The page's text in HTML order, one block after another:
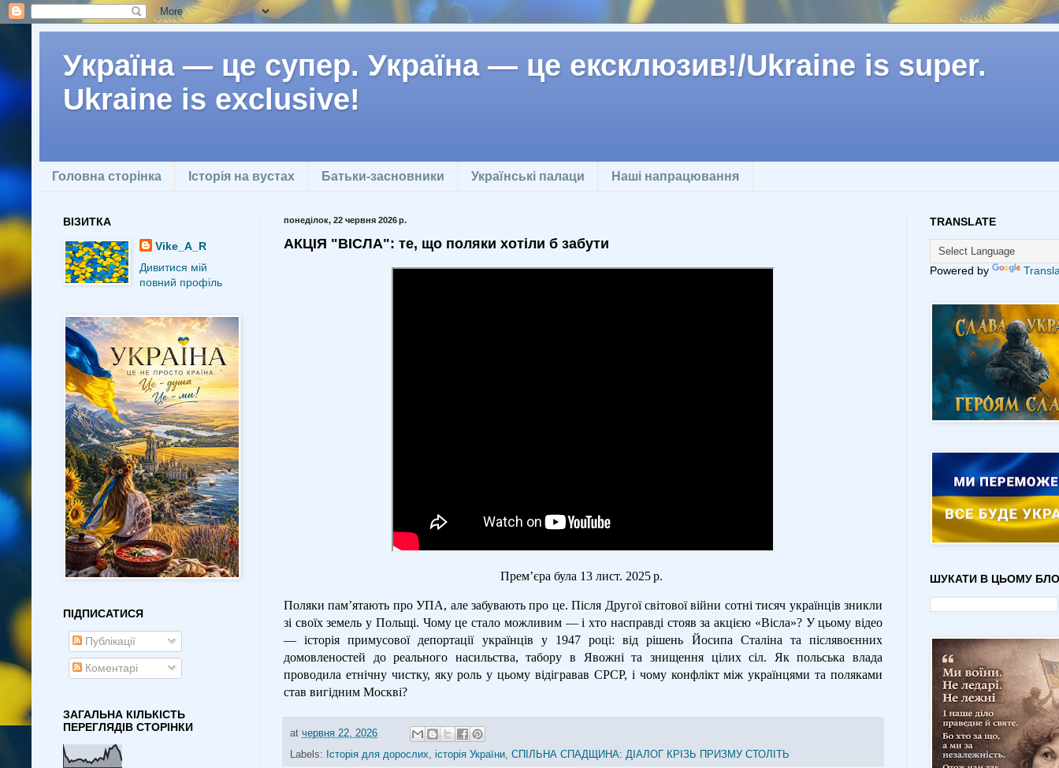
Україна — це супер. Україна — це ексклюзив!/Ukraine is super.
Ukraine is exclusive!
Головна сторінка Історія на вустах Батьки-засновники Українські палаци Наші напрацювання
понеділок, 22 червня 2026 р.
АКЦІЯ "ВІСЛА": те, що поляки хотіли б забути
Прем’єра була 13 лист. 2025 р.
Поляки памʼятають про УПА, але забувають про це. Після Другої світової війни сотні тисяч українців зникли
зі своїх земель у Польщі. Чому це стало можливим — і хто насправді стояв за акцією «Вісла»? У цьому відео
— історія примусової депортації українців у 1947 році: від рішень Йосипа Сталіна та післявоєнних
домовленостей до реального насильства, табору в Явожні та знищення цілих сіл. Як польська влада
проводила етнічну чистку, яку роль у цьому відігравав СРСР, і чому конфлікт між українцями та поляками
став вигідним Москві?
at червня 22, 2026
Labels:
Історія для дорослих історія України СПІЛЬНА СПАДЩИНА: ДІАЛОГ КРІЗЬ ПРИЗМУ СТОЛІТЬ
ВІЗИТКА
Vike_A_R
Дивитися мій
повний профіль
ПІДПИСАТИСЯ
Публікації
Коментарі
ЗАГАЛЬНА КІЛЬКІСТЬ
ПЕРЕГЛЯДІВ СТОРІНКИ
TRANSLATE
Powered by
ШУКАТИ В ЦЬОМУ